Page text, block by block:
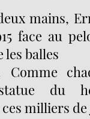
mains,
face au
balles
du
milliers